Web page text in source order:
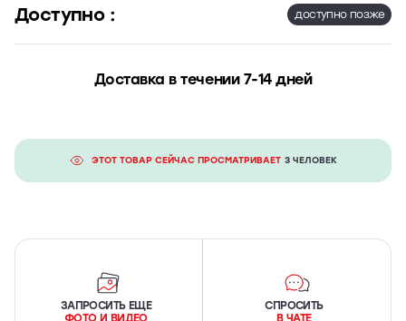
Доступно : доступно позже
Доставка в течении 7-14 дней
ЭТОТ ТОВАР СЕЙЧАС ПРОСМАТРИВАЕТ 3 ЧЕЛОВЕК
ЗАПРОСИТЬ ЕЩЕ
ФОТО И ВИДЕО
СПРОСИТЬ
В ЧАТЕ
оборудования